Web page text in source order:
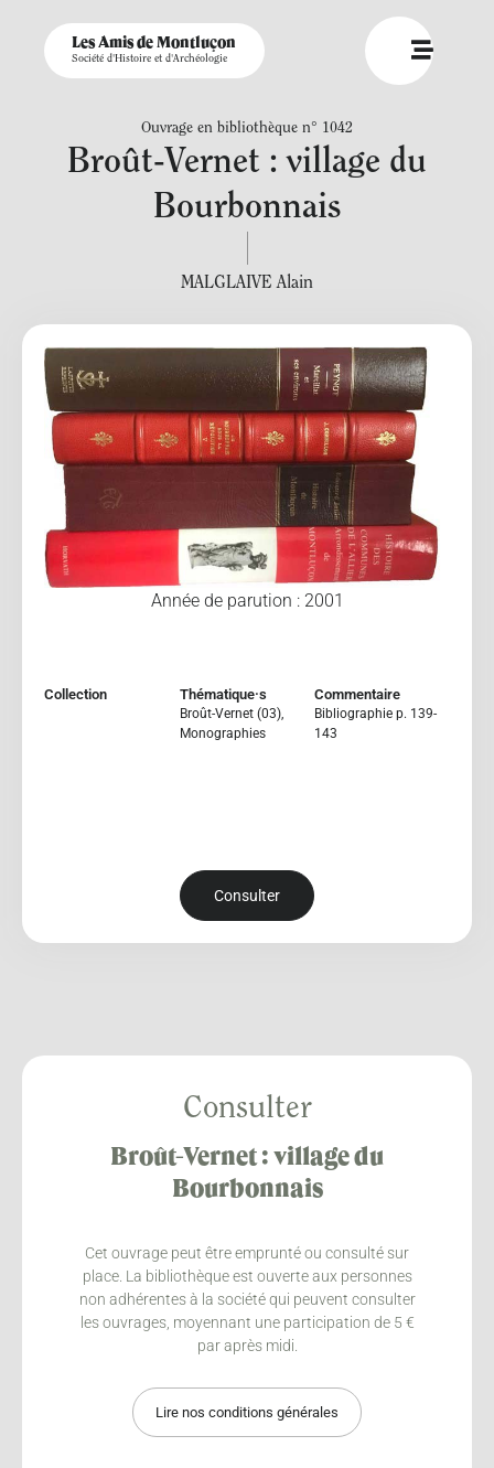
Les Amis de Montluçon
Société d'Histoire et d'Archéologie
Ouvrage en bibliothèque n° 1042
Broût-Vernet : village du
Bourbonnais
MALGLAIVE Alain
Année de parution : 2001
Collection Thématique·s
Broût-Vernet (03),
Monographies
Commentaire
Bibliographie p. 139-
143
Consulter
Consulter
Broût-Vernet : village du
Bourbonnais
Cet ouvrage peut être emprunté ou consulté sur
place. La bibliothèque est ouverte aux personnes
non adhérentes à la société qui peuvent consulter
les ouvrages, moyennant une participation de 5 €
par après midi.
Lire nos conditions générales